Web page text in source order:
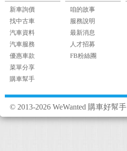
新車詢價
找中古車
汽車資料
汽車服務
優惠車款
菜單分享
購車幫手
咱的故事
服務說明
最新消息
人才招募
FB粉絲團
© 2013-2026 WeWanted 購車好幫手